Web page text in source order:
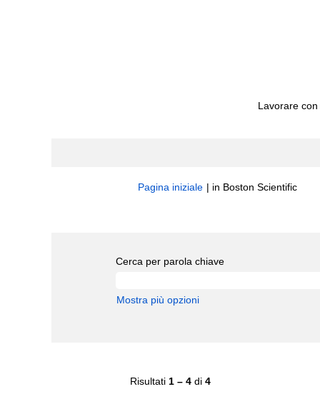
Lavorare con
Pagina iniziale | in Boston Scientific
Cerca per parola chiave
Mostra più opzioni
Risultati 1 – 4 di 4